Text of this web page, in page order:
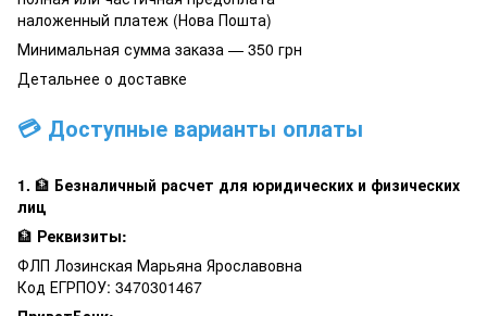
наложенный платеж (Нова Пошта)
Минимальная сумма заказа — 350 грн
Детальнее о доставке
💳 Доступные варианты оплаты
1. 🏦 Безналичный расчет для юридических и физических
лиц
🏦 Реквизиты:
ФЛП Лозинская Марьяна Ярославовна
Код ЕГРПОУ: 3470301467